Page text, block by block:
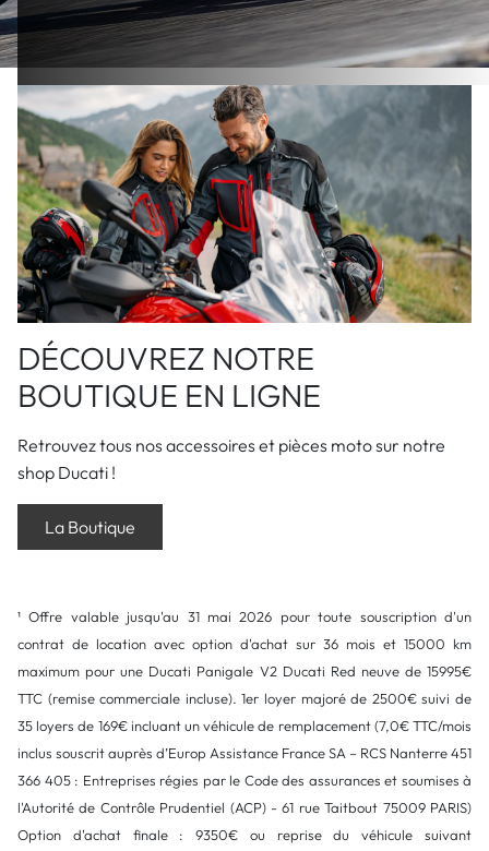
DÉCOUVREZ NOTRE
BOUTIQUE EN LIGNE
Retrouvez tous nos accessoires et pièces moto sur notre
shop Ducati !
La Boutique
¹ Offre valable jusqu'au 31 mai 2026 pour toute souscription d'un
contrat de location avec option d'achat sur 36 mois et 15000 km
maximum pour une Ducati Panigale V2 Ducati Red neuve de 15995€
TTC (remise commerciale incluse). 1er loyer majoré de 2500€ suivi de
35 loyers de 169€ incluant un véhicule de remplacement (7,0€ TTC/mois
inclus souscrit auprès d’Europ Assistance France SA – RCS Nanterre 451
366 405 : Entreprises régies par le Code des assurances et soumises à
l'Autorité de Contrôle Prudentiel (ACP) - 61 rue Taitbout 75009 PARIS)
Option d'achat finale : 9350€ ou reprise du véhicule suivant